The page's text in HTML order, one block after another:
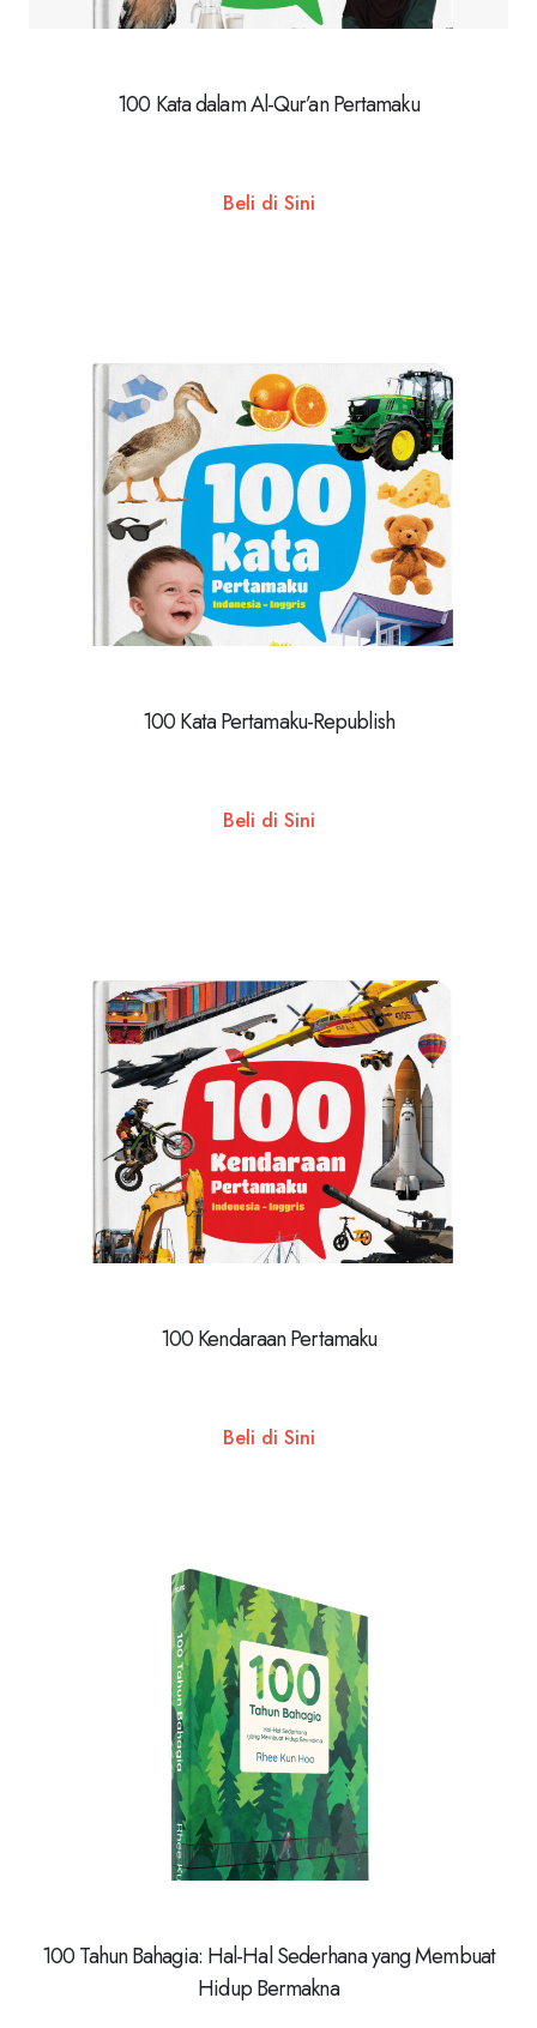
100 Kata dalam Al-Qur’an Pertamaku
Beli di Sini
100 Kata Pertamaku-Republish
Beli di Sini
100 Kendaraan Pertamaku
Beli di Sini
100 Tahun Bahagia: Hal-Hal Sederhana yang Membuat
Hidup Bermakna